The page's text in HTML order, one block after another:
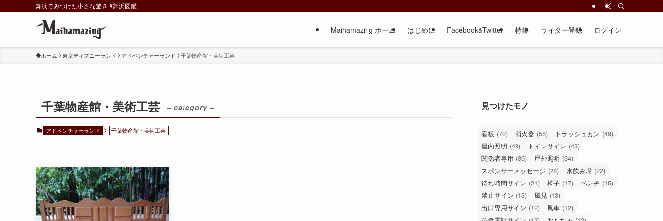
舞浜でみつけた小さな驚き #舞浜図鑑
Maihamazing ホーム はじめに Facebook&Twitter 特集 ライター登録 ログイン
ホーム 東京ディズニーランド アドベンチャーランド 千葉物産館・美術工芸
千葉物産館・美術工芸 – category –
アドベンチャーランド 千葉物産館・美術工芸
見つけたモノ
看板 (70) 消火器 (55) トラッシュカン (49)
屋内照明 (48) トイレサイン (43)
関係者専用 (36) 屋外照明 (34)
スポンサーメッセージ (28) 水飲み場 (22)
待ち時間サイン (21) 椅子 (17) ベンチ (15)
禁止サイン (13) 風見 (13)
出口専用サイン (12) 風車 (12)